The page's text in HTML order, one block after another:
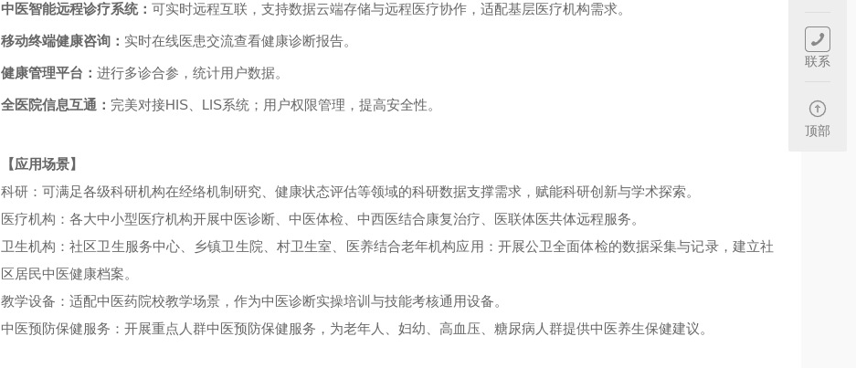
中医智能远程诊疗系统： 可实时远程互联，支持数据云端存储与远程医疗协作，适配基层医疗机构需求。
移动终端健康咨询： 实时在线医患交流查看健康诊断报告。
健康管理平台： 进行多诊合参，统计用户数据。
全医院信息互通： 完美对接HIS、LIS系统；用户权限管理，提高安全性。
【应用场景】
科研：可满足各级科研机构在经络机制研究、健康状态评估等领域的科研数据支撑需求，赋能科研创新与学术探索。
医疗机构：各大中小型医疗机构开展中医诊断、中医体检、中西医结合康复治疗、医联体医共体远程服务。
卫生机构：社区卫生服务中心、乡镇卫生院、村卫生室、医养结合老年机构应用：开展公卫全面体检的数据采集与记录，建立社
区居民中医健康档案。
教学设备：适配中医药院校教学场景，作为中医诊断实操培训与技能考核通用设备。
中医预防保健服务：开展重点人群中医预防保健服务，为老年人、妇幼、高血压、糖尿病人群提供中医养生保健建议。
联系
顶部